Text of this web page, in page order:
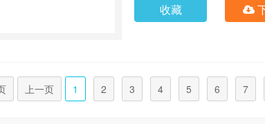
收藏
上一页 1 2 3 4 5 6 7